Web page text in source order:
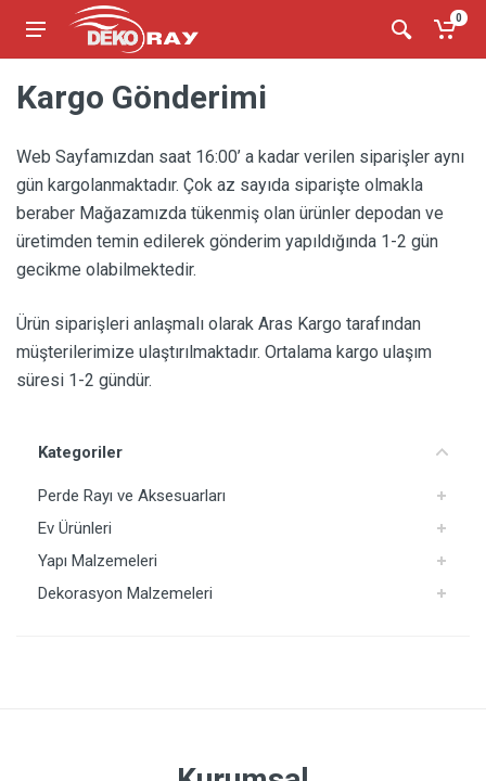
0
Kargo Gönderimi
Kategoriler
Perde Rayı ve Aksesuarları
Ev Ürünleri
Yapı Malzemeleri
Dekorasyon Malzemeleri
Web Sayfamızdan saat 16:00’ a kadar verilen siparişler aynı
gün kargolanmaktadır. Çok az sayıda siparişte olmakla
beraber Mağazamızda tükenmiş olan ürünler depodan ve
üretimden temin edilerek gönderim yapıldığında 1-2 gün
gecikme olabilmektedir.
Ürün siparişleri anlaşmalı olarak Aras Kargo tarafından
müşterilerimize ulaştırılmaktadır. Ortalama kargo ulaşım
süresi 1-2 gündür.